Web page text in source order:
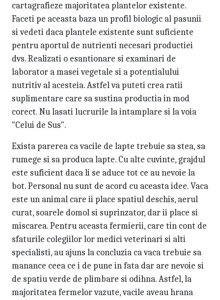
cartagrafieze majoritatea plantelor existente.
Faceti pe aceasta baza un profil biologic al pasunii
si vedeti daca plantele existente sunt suficiente
pentru aportul de nutrienti necesari productiei
dvs. Realizati o esantionare si examinari de
laborator a masei vegetale si a potentialului
nutritiv al acesteia. Astfel va puteti crea ratii
suplimentare care sa sustina productia in mod
corect. Nu lasati lucrurile la intamplare si la voia
"Celui de Sus".
Exista parerea ca vacile de lapte trebuie sa stea, sa
rumege si sa produca lapte. Cu alte cuvinte, grajdul
este suficient daca li se aduce tot ce au nevoie la
bot. Personal nu sunt de acord cu aceasta idee. Vaca
este un animal care ii place spatiul deschis, aerul
curat, soarele domol si suprinzator, dar ii place si
miscarea. Pentru aceasta fermierii, care tin cont de
sfaturile colegiilor lor medici veterinari si alti
specialisti, au ajuns la concluzia ca vaca trebuie sa
manance ceea ce i de pune in fata dar are nevoie si
de spatiu verde de plimbare si odihna. Astfel, la
majoritatea fermelor vazute, vacile aveau hrana